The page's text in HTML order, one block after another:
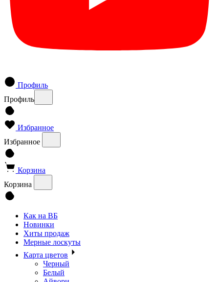
Профиль
Профиль
Избранное
Избранное
Корзина
Корзина
Как на ВБ
Новинки
Хиты продаж
Мерные лоскуты
Карта цветов
Черный
Белый